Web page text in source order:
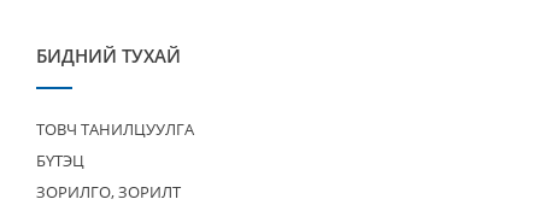
БИДНИЙ ТУХАЙ
ТОВЧ ТАНИЛЦУУЛГА
БҮТЭЦ
ЗОРИЛГО, ЗОРИЛТ